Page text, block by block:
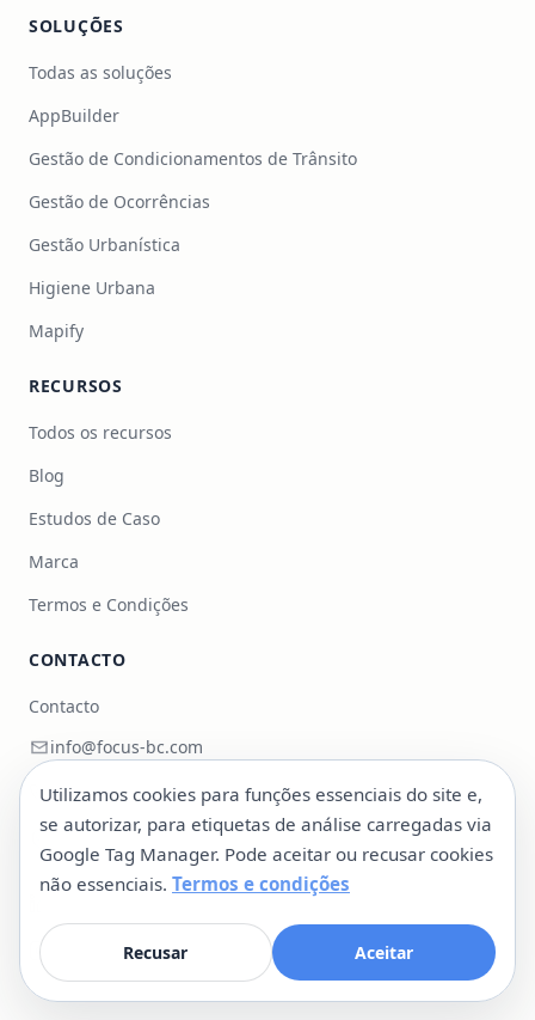
SOLUÇÕES
Todas as soluções
AppBuilder
Gestão de Condicionamentos de Trânsito
Gestão de Ocorrências
Gestão Urbanística
Higiene Urbana
Mapify
RECURSOS
Todos os recursos
Blog
Estudos de Caso
Marca
Termos e Condições
CONTACTO
Contacto
info@focus-bc.com
+351 217 101 118
Estr. Paço do Lumiar 44, R/C Dto, 1600-546 Lisboa,
Portugal
@cityasaplatform
Utilizamos cookies para funções essenciais do site e,
se autorizar, para etiquetas de análise carregadas via
Google Tag Manager. Pode aceitar ou recusar cookies
não essenciais. Termos e condições
Recusar Aceitar